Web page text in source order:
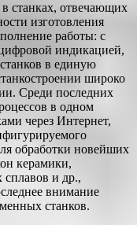
станках, отвечающих
изготовления
работы: с
индикацией,
в единую
широко
Среди последних
в одном
через Интернет,
обработки новейших
керамики,
сплавов и др.,
внимание
станков.